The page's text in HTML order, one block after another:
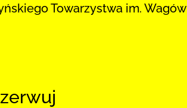
Towarzystwa im. Wagów